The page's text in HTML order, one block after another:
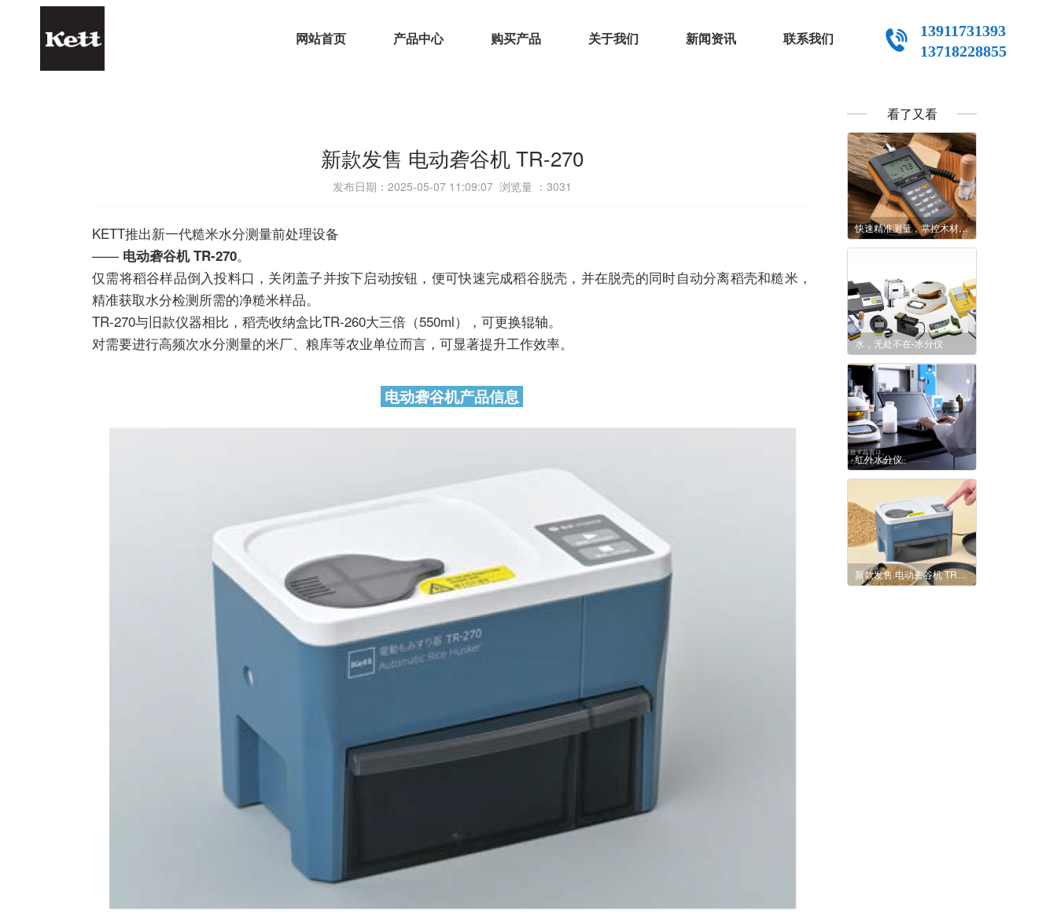
网站首页 产品中心 购买产品 关于我们 新闻资讯 联系我们
13911731393
13718228855
新款发售 电动砻谷机 TR-270
发布日期：2025-05-07 11:09:07 浏览量 ： 3031
KETT推出新一代糙米水分测量前处理设备
—— 电动砻谷机 TR-270。
仅需将稻谷样品倒入投料口，关闭盖子并按下启动按钮，便可快速完成稻谷脱壳，并在脱壳的同时自动分离稻壳和糙米，
精准获取水分检测所需的净糙米样品。
TR-270与旧款仪器相比，稻壳收纳盒比TR-260大三倍（550ml），可更换辊轴。
对需要进行高频次水分测量的米厂、粮库等农业单位而言，可显著提升工作效率。
电动砻谷机产品信息
看了又看
快速精准测量，掌控木材品质，Kett木材水分仪
水，无处不在-水分仪
红外水分仪
新款发售 电动砻谷机 TR-270